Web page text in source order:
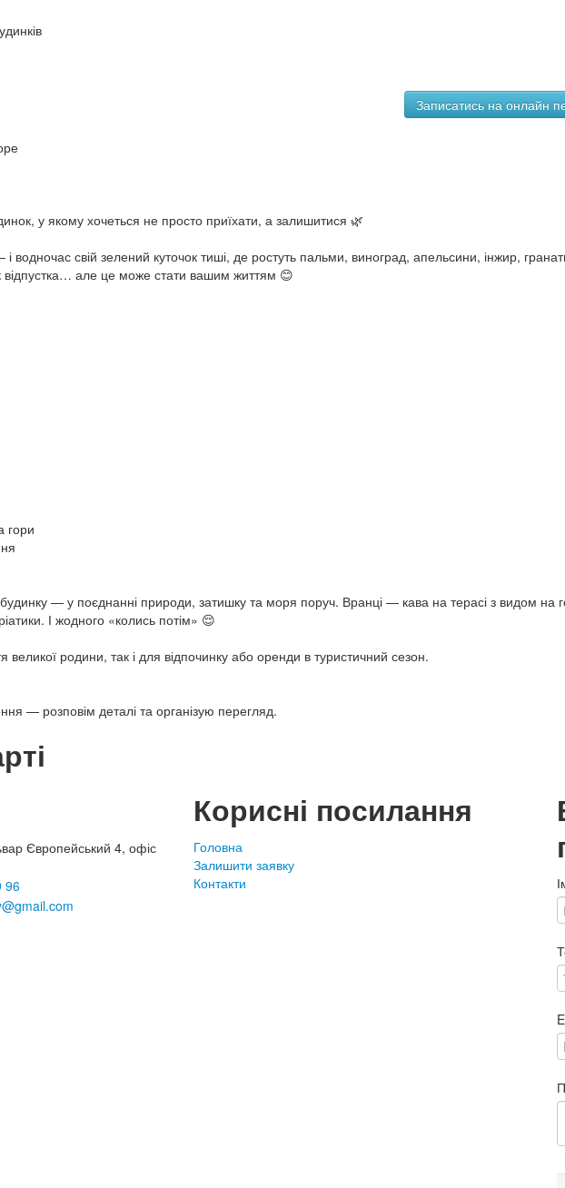
у якому хочеться не просто приїхати, а залишитися 🌿
водночас свій зелений куточок тиші, де ростуть пальми, виноград, апельсини, інжир,
відпустка… але це може стати вашим життям 😊
гори
— у поєднанні природи, затишку та моря поруч. Вранці — кава на терасі з видом на
І жодного «колись потім» 😌
великої родини, так і для відпочинку або оренди в туристичний сезон.
— розповім деталі та організую перегляд.
Європейський 4, офіс
96
Корисні посилання
Головна
Залишити заявку
Контакти